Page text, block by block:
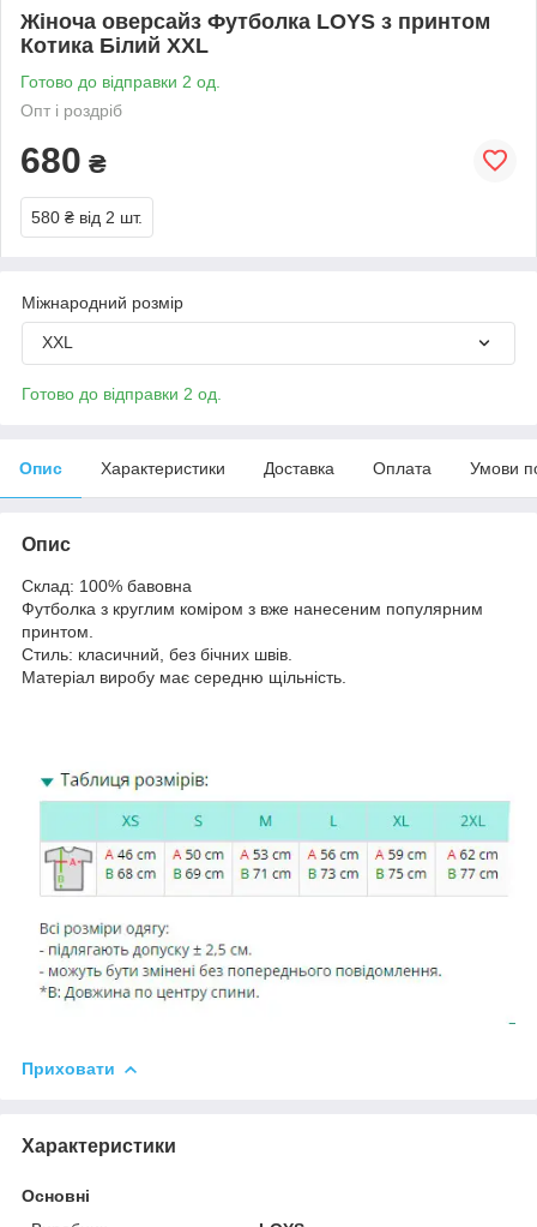
Жіноча оверсайз Футболка LOYS з принтом
Котика Білий XXL
Готово до відправки 2 од.
Опт і роздріб
680 ₴
580 ₴ від 2 шт.
Міжнародний розмір
XXL
Готово до відправки 2 од.
Опис Характеристики Доставка Оплата Умови
Опис
Склад: 100% бавовна
Футболка з круглим коміром з вже нанесеним популярним
принтом.
Стиль: класичний, без бічних швів.
Матеріал виробу має середню щільність.
Приховати
Характеристики
Основні